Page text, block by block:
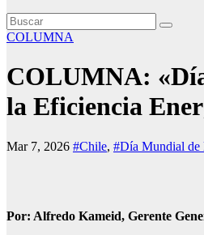
COLUMNA
COLUMNA:
la Eficiencia
Mar 7, 2026 #Chile, #Día Mundial de
Por: Alfredo Kameid, Gerente